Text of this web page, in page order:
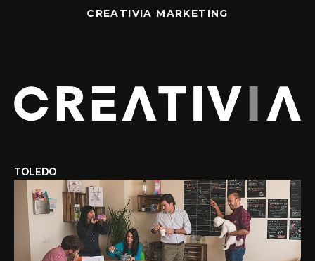
CREATIVIA MARKETING
TOLEDO